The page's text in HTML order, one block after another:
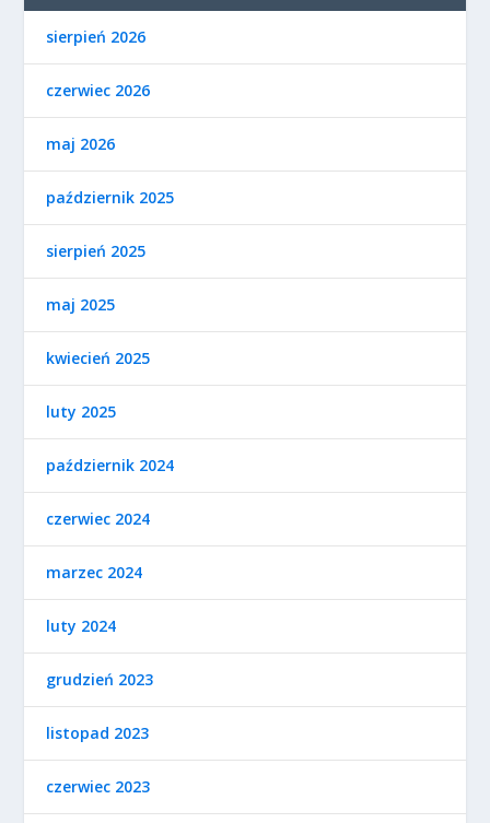
sierpień 2026
czerwiec 2026
maj 2026
październik 2025
sierpień 2025
maj 2025
kwiecień 2025
luty 2025
październik 2024
czerwiec 2024
marzec 2024
luty 2024
grudzień 2023
listopad 2023
czerwiec 2023